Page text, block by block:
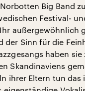
Big Band
Festival-
außergewöhnlich
der Sinn für die
haben sie
Skandinaviens
ihrer Eltern tun das